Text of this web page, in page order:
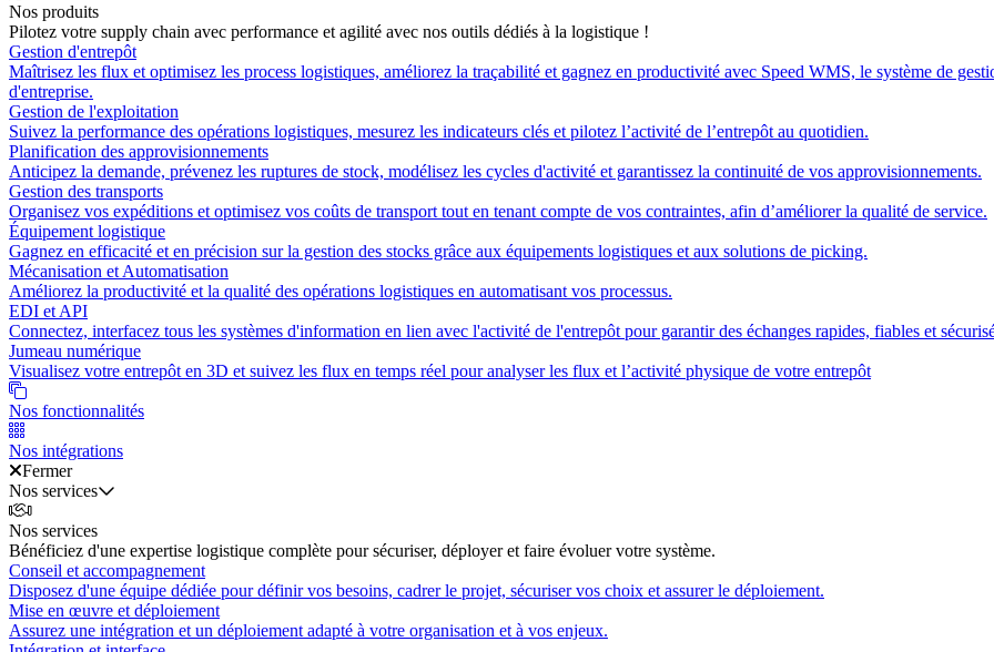
Nos produits
Pilotez votre supply chain avec performance et agilité avec nos outils dédiés à la logistique !
Gestion d'entrepôt
Maîtrisez les flux et optimisez les process logistiques, améliorez la traçabilité et gagnez en productivité avec Speed WMS, le système de
d'entreprise.
Gestion de l'exploitation
Suivez la performance des opérations logistiques, mesurez les indicateurs clés et pilotez l’activité de l’entrepôt au quotidien.
Planification des approvisionnements
Anticipez la demande, prévenez les ruptures de stock, modélisez les cycles d'activité et garantissez la continuité de vos approvisionnements.
Gestion des transports
Organisez vos expéditions et optimisez vos coûts de transport tout en tenant compte de vos contraintes, afin d’améliorer la qualité de service.
Équipement logistique
Gagnez en efficacité et en précision sur la gestion des stocks grâce aux équipements logistiques et aux solutions de picking.
Mécanisation et Automatisation
Améliorez la productivité et la qualité des opérations logistiques en automatisant vos processus.
EDI et API
Connectez, interfacez tous les systèmes d'information en lien avec l'activité de l'entrepôt pour garantir des échanges rapides, fiables et
Jumeau numérique
Visualisez votre entrepôt en 3D et suivez les flux en temps réel pour analyser les flux et l’activité physique de votre entrepôt
Nos fonctionnalités
Nos intégrations
Fermer
Nos services
Nos services
Bénéficiez d'une expertise logistique complète pour sécuriser, déployer et faire évoluer votre système.
Conseil et accompagnement
Disposez d'une équipe dédiée pour définir vos besoins, cadrer le projet, sécuriser vos choix et assurer le déploiement.
Mise en œuvre et déploiement
Assurez une intégration et un déploiement adapté à votre organisation et à vos enjeux.